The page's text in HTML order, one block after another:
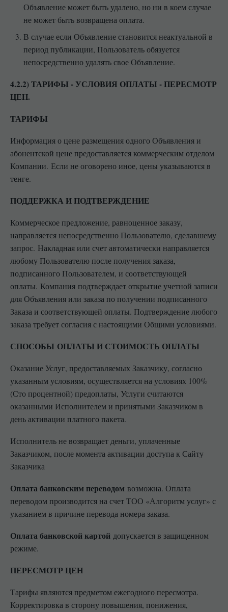
Объявление может быть удалено, но ни в коем случае
не может быть возвращена оплата.
В случае если Объявление становится неактуальной в
период публикации, Пользователь обязуется
непосредственно удалять свое Объявление.
4.2.2) ТАРИФЫ - УСЛОВИЯ ОПЛАТЫ - ПЕРЕСМОТР
ЦЕН.
ТАРИФЫ
Информация о цене размещения одного Объявления и
абонентской цене предоставляется коммерческим отделом
Компании. Если не оговорено иное, цены указываются в
тенге.
ПОДДЕРЖКА И ПОДТВЕРЖДЕНИЕ
Коммерческое предложение, равноценное заказу,
направляется непосредственно Пользователю, сделавшему
запрос. Накладная или счет автоматически направляется
любому Пользователю после получения заказа,
подписанного Пользователем, и соответствующей
оплаты. Компания подтверждает открытие учетной записи
для Объявления или заказа по получении подписанного
Заказа и соответствующей оплаты. Подтверждение любого
заказа требует согласия с настоящими Общими условиями.
СПОСОБЫ ОПЛАТЫ И СТОИМОСТЬ ОПЛАТЫ
Оказание Услуг, предоставляемых Заказчику, согласно
указанным условиям, осуществляется на условиях 100%
(Сто процентной) предоплаты, Услуги считаются
оказанными Исполнителем и принятыми Заказчиком в
день активации платного пакета.
Исполнитель не возвращает деньги, уплаченные
Заказчиком, после момента активации доступа к Сайту
Заказчика
Оплата банковским переводом возможна. Оплата
переводом производится на счет ТОО «Алгоритм услуг» с
указанием в причине перевода номера заказа.
Оплата банковской картой допускается в защищенном
режиме.
ПЕРЕСМОТР ЦЕН
Тарифы являются предметом ежегодного пересмотра.
Корректировка в сторону повышения, понижения,